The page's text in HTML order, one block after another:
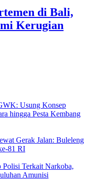
di Bali,
Kerugian
Usung Konsep
hingga Pesta Kembang
Gerak Jalan: Buleleng
81 RI
Terkait Narkoba,
Amunisi